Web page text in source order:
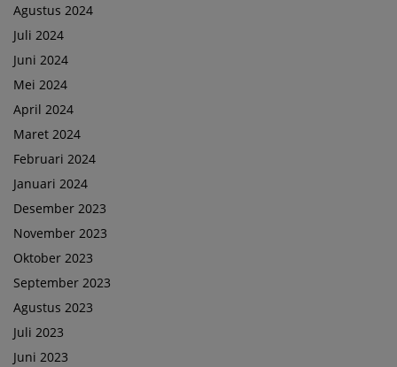
Agustus 2024
Juli 2024
Juni 2024
Mei 2024
April 2024
Maret 2024
Februari 2024
Januari 2024
Desember 2023
November 2023
Oktober 2023
September 2023
Agustus 2023
Juli 2023
Juni 2023